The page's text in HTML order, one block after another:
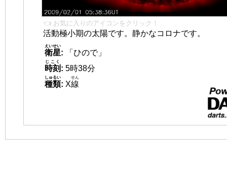
👈 お気に入りのアイコンをクリック！
活動極小期の太陽です。静かなコロナです。
衛星
えいせい
:
「ひので」
時刻
じこく
: 5時38分
種類
しゅるい
: X線
せん